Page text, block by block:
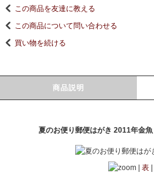
この商品を友達に教える
この商品について問い合わせる
買い物を続ける
商品説明
夏のお便り郵便はがき 2011年金魚
表